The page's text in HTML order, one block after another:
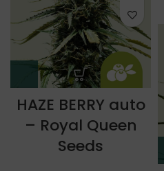
HAZE BERRY auto
– Royal Queen
Seeds